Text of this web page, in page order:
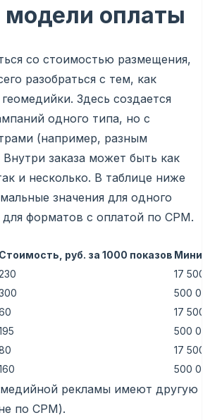
оплаты
со стоимостью размещения,
разобраться с тем, как
Здесь создается
одного типа, но с
(например, разным
Внутри заказа может быть как
и несколько. В таблице ниже
значения для одного
форматов с оплатой по CPM.
Стоимость, руб. за 1000 показов
17 500
500
17 500
500
17 500
500
рекламы имеют другую
по CPM).